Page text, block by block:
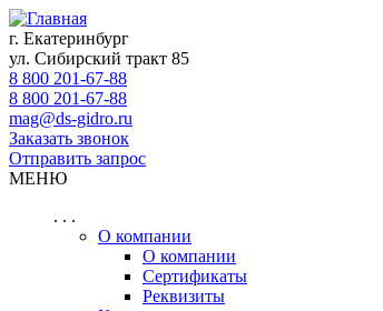
г. Екатеринбург
ул. Сибирский тракт 85
8 800 201-67-88
8 800 201-67-88
mag@ds-gidro.ru
Заказать звонок
Отправить запрос
МЕНЮ
. . .
О компании
О компании
Сертификаты
Реквизиты